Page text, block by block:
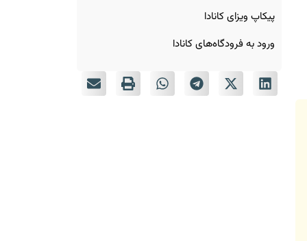
پیکاپ ویزای کانادا
ورود به فرودگاه‌های کانادا